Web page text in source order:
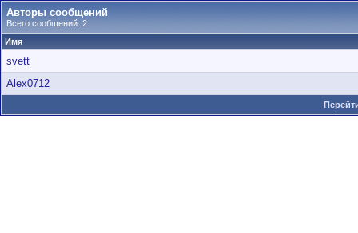
Авторы сообщений
Всего сообщений: 2
Имя
svett
Alex0712